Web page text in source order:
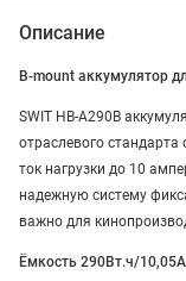
Описание
B-mount аккумулятор
SWIT HB-A290B
отраслевого
ток нагрузки до 10
надежную систему
важно для
Ёмкость 290Вт.ч/